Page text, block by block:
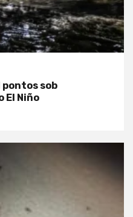
pontos sob
El Niño